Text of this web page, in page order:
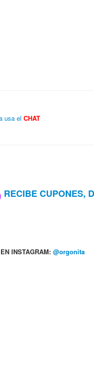
usa el CHAT
RECIBE CUPONES,
INSTAGRAM: @orgonita